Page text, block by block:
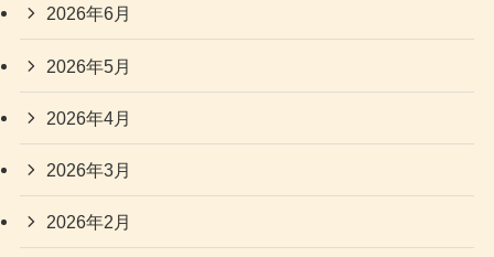
2026年6月
2026年5月
2026年4月
2026年3月
2026年2月